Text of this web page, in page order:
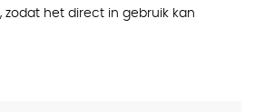
het direct in gebruik kan